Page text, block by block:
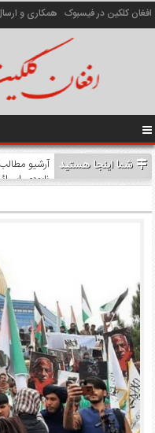
افغان کلکین در فیسبوک همکاری و
شما اینجا هستید آرشیو مطالب
نابودی